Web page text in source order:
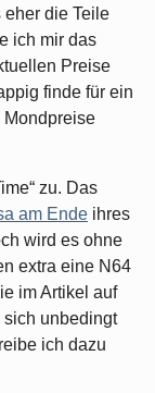
die Teile
ich mir das
Preise
finde für ein
Mondpreise
zu. Das
am Ende ihres
wird es ohne
extra eine N64
im Artikel auf
sich unbedingt
ich dazu